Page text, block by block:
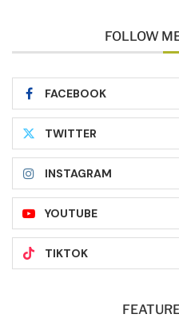
FOLLOW
FACEBOOK
TWITTER
INSTAGRAM
YOUTUBE
TIKTOK